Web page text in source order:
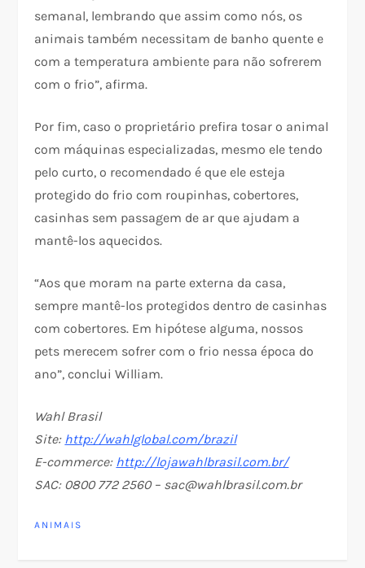
semanal, lembrando que assim como nós, os
animais também necessitam de banho quente e
com a temperatura ambiente para não sofrerem
com o frio”, afirma.
Por fim, caso o proprietário prefira tosar o animal
com máquinas especializadas, mesmo ele tendo
pelo curto, o recomendado é que ele esteja
protegido do frio com roupinhas, cobertores,
casinhas sem passagem de ar que ajudam a
mantê-los aquecidos.
“Aos que moram na parte externa da casa,
sempre mantê-los protegidos dentro de casinhas
com cobertores. Em hipótese alguma, nossos
pets merecem sofrer com o frio nessa época do
ano”, conclui William.
Wahl Brasil
Site: http://wahlglobal.com/brazil
E-commerce: http://lojawahlbrasil.com.br/
SAC: 0800 772 2560 – sac@wahlbrasil.com.br
ANIMAIS